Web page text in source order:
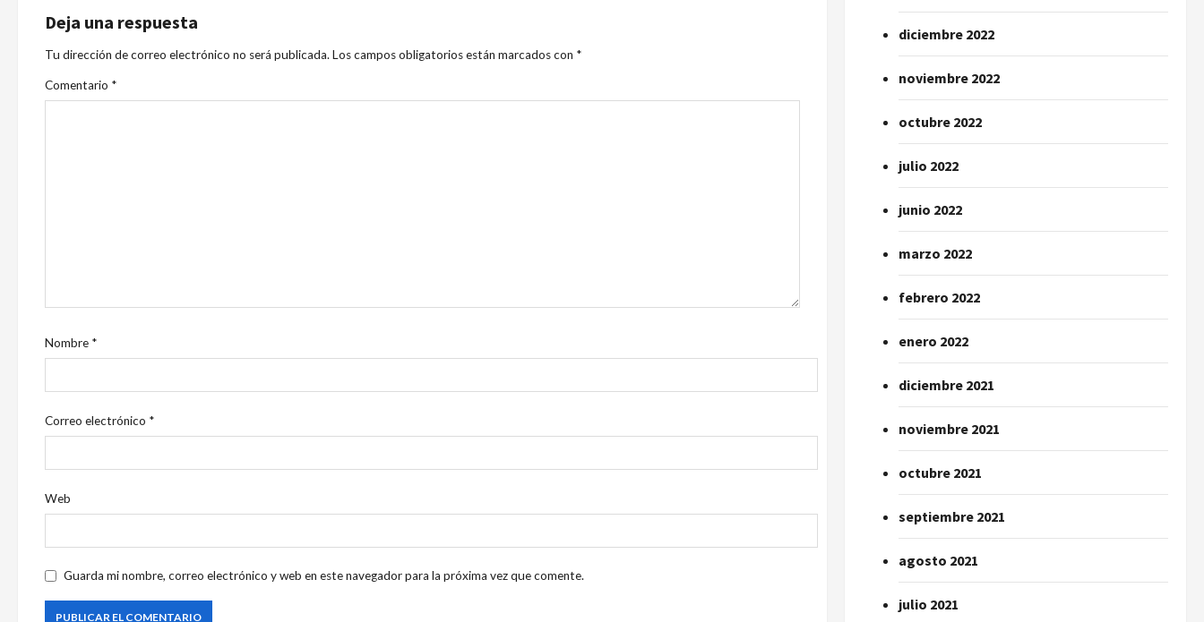
Deja una respuesta
Tu dirección de correo electrónico no será publicada.Los campos obligatorios están marcados con *
Comentario *
Nombre *
Correo electrónico *
Web
Guarda mi nombre, correo electrónico y web en este navegador para la próxima vez que comente.
diciembre 2022
noviembre 2022
octubre 2022
julio 2022
junio 2022
marzo 2022
febrero 2022
enero 2022
diciembre 2021
noviembre 2021
octubre 2021
septiembre 2021
agosto 2021
julio 2021